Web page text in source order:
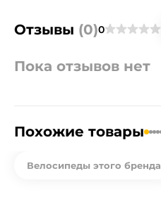
Отзывы (0)0
Пока отзывов нет
Похожие товары
Велосипеды этого бренда